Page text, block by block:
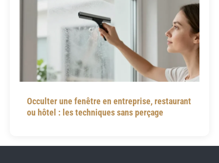
Occulter une fenêtre en entreprise, restaurant
ou hôtel : les techniques sans perçage